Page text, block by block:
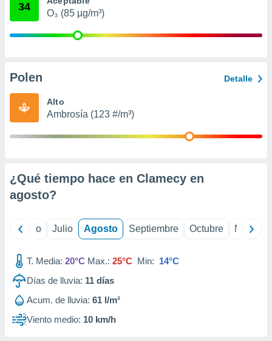
publicidad
de
1199
34
O₃ (85 µg/m³)
Polen Detalle
Alto
Ambrosía (123 #/m³)
¿Qué tiempo hace en Clamecy en
agosto?
Junio Julio Agosto Septiembre Octubre
T. Media: 20°C Max.: 25°C Min: 14°C
Días de lluvia: 11 días
Acum. de lluvia: 61 l/m²
Viento medio: 10 km/h